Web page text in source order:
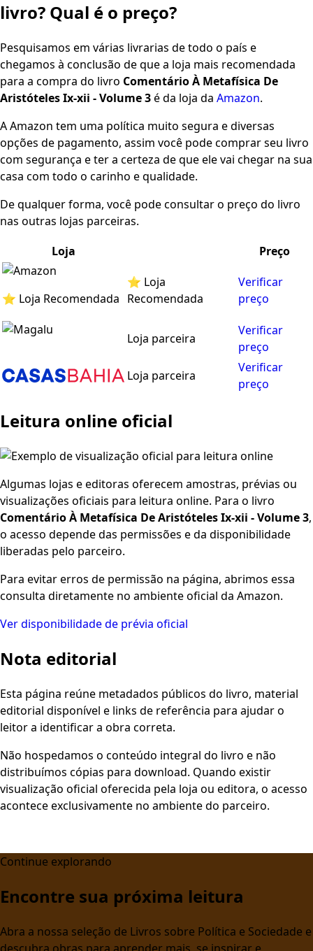
livro? Qual é o preço?
Pesquisamos em várias livrarias de todo o país e
chegamos à conclusão de que a loja mais recomendada
para a compra do livro Comentário À Metafísica De
Aristóteles Ix-xii - Volume 3é da loja da Amazon.
A Amazon tem uma política muito segura e diversas
opções de pagamento, assim você pode comprar seu livro
com segurança e ter a certeza de que ele vai chegar na sua
casa com todo o carinho e qualidade.
De qualquer forma, você pode consultar o preço do livro
nas outras lojas parceiras.
Loja
Preço
⭐ Loja Recomendada
⭐ Loja
Recomendada
Verificar
preço
Loja parceira
Verificar
preço
Loja parceira
Verificar
preço
Leitura online oficial
Algumas lojas e editoras oferecem amostras, prévias ou
visualizações oficiais para leitura online. Para o livro
Comentário À Metafísica De Aristóteles Ix-xii - Volume 3,
o acesso depende das permissões e da disponibilidade
liberadas pelo parceiro.
Para evitar erros de permissão na página, abrimos essa
consulta diretamente no ambiente oficial da Amazon.
Ver disponibilidade de prévia oficial
Nota editorial
Esta página reúne metadados públicos do livro, material
editorial disponível e links de referência para ajudar o
leitor a identificar a obra correta.
Não hospedamos o conteúdo integral do livro e não
distribuímos cópias para download. Quando existir
visualização oficial oferecida pela loja ou editora, o acesso
acontece exclusivamente no ambiente do parceiro.
Continue explorando
Encontre sua próxima leitura
Abra a nossa seleção de Livros sobre Política e Sociedade e
descubra obras para aprender mais, se inspirar e